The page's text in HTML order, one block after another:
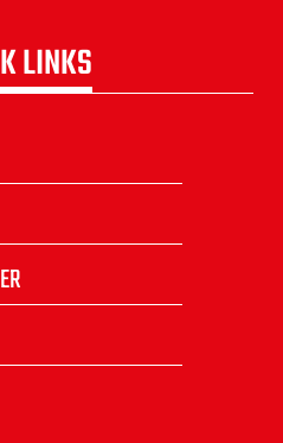
LINKS